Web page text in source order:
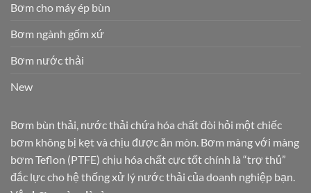
Bơm cho máy ép bùn
Bơm ngành gốm xứ
Bơm nước thải
New
Bơm bùn thải, nước thải chứa hóa chất đòi hỏi một chiếc
bơm không bị kẹt và chịu được ăn mòn. Bơm màng với màng
bơm Teflon (PTFE) chịu hóa chất cực tốt chính là “trợ thủ”
đắc lực cho hệ thống xử lý nước thải của doanh nghiệp bạn.